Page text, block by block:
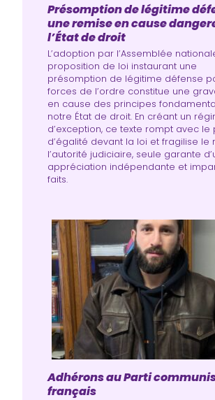
Présomption de légitime
une remise en cause
l’État de droit
L’adoption par l’Assemblée
proposition de loi instaurant une
présomption de légitime défense
forces de l’ordre constitue une
en cause des principes
notre État de droit. En créant un
d’exception, ce texte rompt avec le
d’égalité devant la loi et fragilise le
l’autorité judiciaire, seule garante
appréciation indépendante et
faits.
Adhérons au Parti
français